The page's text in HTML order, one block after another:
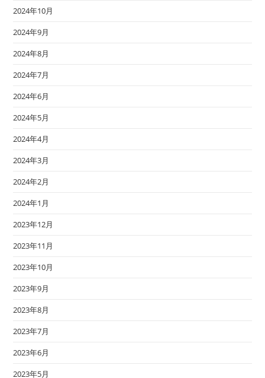
2024年10月
2024年9月
2024年8月
2024年7月
2024年6月
2024年5月
2024年4月
2024年3月
2024年2月
2024年1月
2023年12月
2023年11月
2023年10月
2023年9月
2023年8月
2023年7月
2023年6月
2023年5月